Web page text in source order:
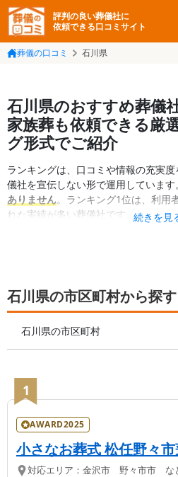
評判の良い葬儀社に
依頼できる口コミサイト
葬儀の口コミ 石川県
石川県のおすすめ葬儀
家族葬も依頼できる厳
グ形式でご紹介
ランキングは、口コミや情報の充実
儀社を宣伝しない形で運用しています
ありません。ランキング1位は、利用
れた実績が多い葬儀社です。続きを見
石川県の市区町村から探す
石川県の市区町村
1
AWARD2025
小さなお葬式 松任野々
対応エリア： 金沢市 野々市市 な